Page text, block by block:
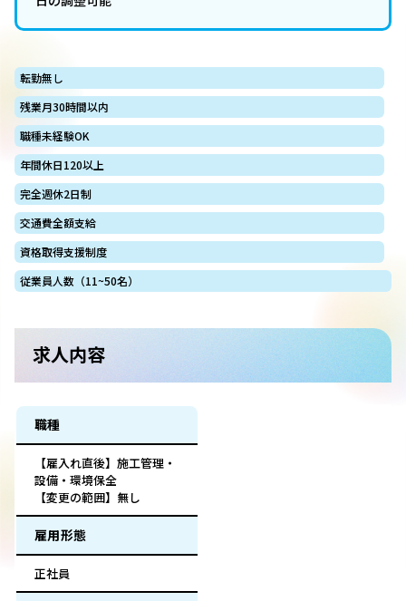
転勤無し
残業月30時間以内
職種未経験OK
年間休日120以上
完全週休2日制
交通費全額支給
資格取得支援制度
従業員人数（11~50名）
求人内容
職種
【雇入れ直後】施工管理・
設備・環境保全
【変更の範囲】無し
雇用形態
正社員